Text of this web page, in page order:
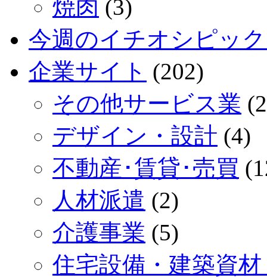
焼肉 (3)
今週のイチオシピッ
企業サイト (202)
その他サービス業
デザイン・設計 (4)
不動産･賃貸･売買
人材派遣 (2)
介護事業 (5)
住宅設備・建築資